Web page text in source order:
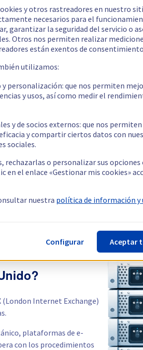
512 GB - 4 x 3.84 TB
Pública3 Gbps
Privada1 Gbps - 2
más servidores (3)
otras regiones
Francia India
(London Internet Exchange)
plataformas de e-
con los procedimientos
y otros rastreadores en nuestro
necesarios para el
garantizar la seguridad del servicio o
Otros nos permiten realizar
están exentos de
utilizamos:
personalización: que nos permiten
y usos, así como medir el
y de socios externos: que nos
y compartir ciertos datos con
sociales.
rechazarlas o personalizar sus opciones
en el enlace «Gestionar mis cookies»
nuestra política de información y
Configurar Aceptar